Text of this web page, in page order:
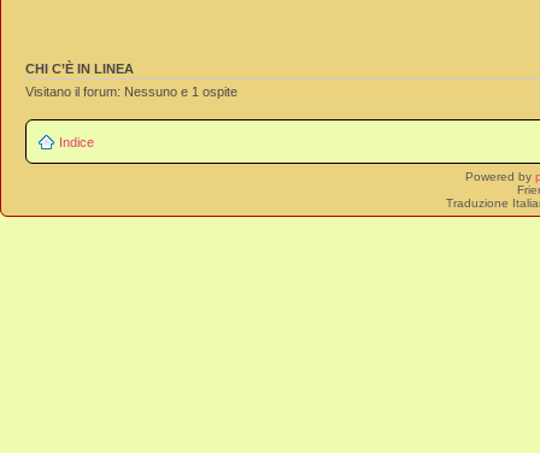
CHI C’È IN LINEA
Visitano il forum: Nessuno e 1 ospite
Indice
Powered by
Traduzione